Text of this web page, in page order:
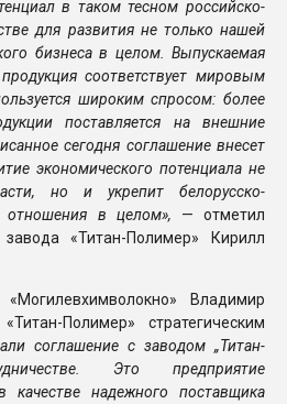
в таком тесном российско-
для развития не только нашей
бизнеса в целом. Выпускаемая
соответствует мировым
широким спросом: более
поставляется на внешние
сегодня соглашение внесет
экономического потенциала не
но и укрепит белорусско-
отношения в целом», — отметил
«Титан-Полимер» Кирилл
Владимир
Полимер» стратегическим
соглашение с заводом „Титан-
Это предприятие
качестве надежного поставщика